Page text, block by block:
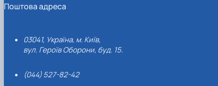
Поштова адреса
03041, Україна, м. Київ,
вул. Героїв Оборони, буд. 15.
(044) 527-82-42